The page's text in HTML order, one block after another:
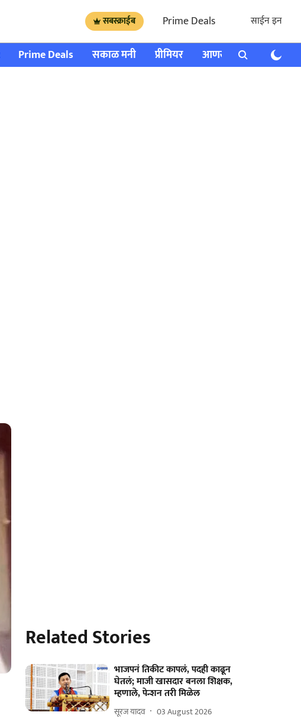
सबस्क्राईब Prime Deals साईन इन
Prime Deals सकाळ मनी प्रीमियर आणखी राशी भविष्य
Related Stories
भाजपनं तिकीट कापलं, पदही काढून
घेतलं; माजी खासदार बनला शिक्षक,
म्हणाले, पेन्शन तरी मिळेल
सूरज यादव 03 August 2026